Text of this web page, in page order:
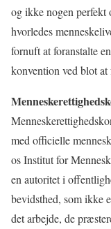
og ikke nogen perfekt
hvorledes
fornuft at foranstalte
konvention ved blot
med officielle
os Institut for
en autoritet i
bevidsthed, som ikke
det arbejde, de